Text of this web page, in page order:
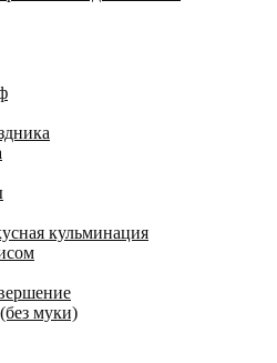
кульминация
муки)